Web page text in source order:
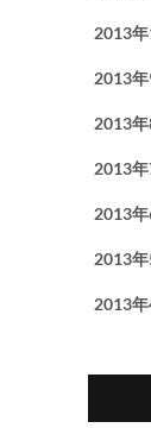
2013年
2013年
2013年
2013年
2013年
2013年
2013年